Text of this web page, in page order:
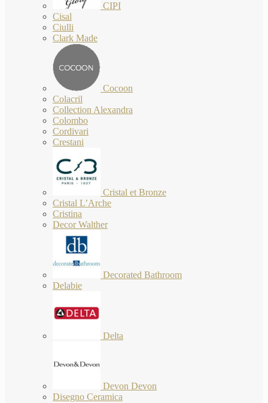
CIPI
Cisal
Ciulli
Clark Made
Cocoon
Colacril
Collection Alexandra
Colombo
Cordivari
Crestani
Cristal et Bronze
Cristal L’Arche
Cristina
Decor Walther
Decorated Bathroom
Delabie
Delta
Devon Devon
Disegno Ceramica